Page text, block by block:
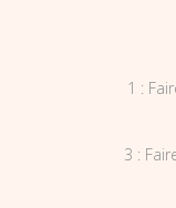
1 :
3 :